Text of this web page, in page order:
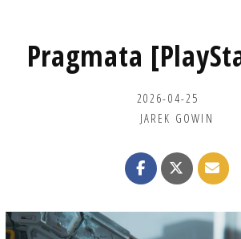
Pragmata
2026-04-25
JAREK GOWIN